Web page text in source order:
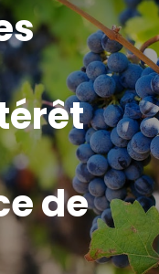
de